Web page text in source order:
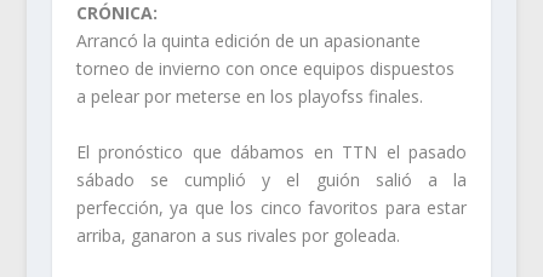
CRÓNICA:
Arrancó la quinta edición de un apasionante
torneo de invierno con once equipos dispuestos
a pelear por meterse en los playofss finales.
El pronóstico que dábamos en TTN el pasado
sábado se cumplió y el guión salió a la
perfección, ya que los cinco favoritos para estar
arriba, ganaron a sus rivales por goleada.